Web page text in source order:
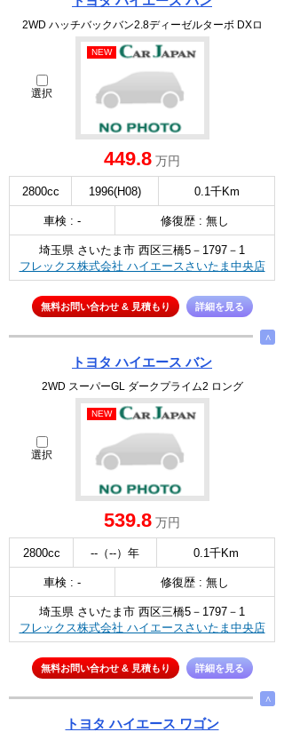
2WD ハッチバックバン2.8ディーゼルターボ DXロ
選択
NEW
449.8 万円
2800cc 1996(H08) 0.1千Km
車検 : - 修復歴 : 無し
埼玉県 さいたま市 西区三橋5－1797－1
フレックス株式会社 ハイエースさいたま中央店
無料お問い合わせ & 見積もり 詳細を見る
∧
トヨタ ハイエース バン
2WD スーパーGL ダークプライム2 ロング
選択
NEW
539.8 万円
2800cc --（--）年 0.1千Km
車検 : - 修復歴 : 無し
埼玉県 さいたま市 西区三橋5－1797－1
フレックス株式会社 ハイエースさいたま中央店
無料お問い合わせ & 見積もり 詳細を見る
∧
トヨタ ハイエース ワゴン